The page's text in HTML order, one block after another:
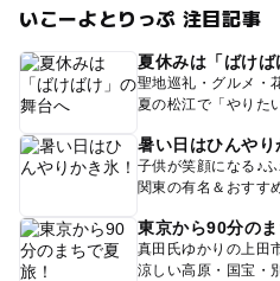
いこーよとりっぷ 注目記事
夏休みは「ばけ
聖地巡礼・グルメ・
夏の松江で「やりた
暑い日はひんやり
子供が笑顔になる♪
関東の有名＆おすす
東京から90分のま
真田氏ゆかりの上田
涼しい高原・国宝・